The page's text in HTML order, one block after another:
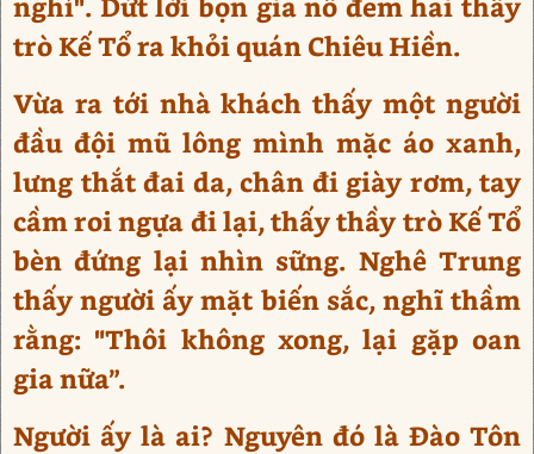
trò Kế Tổ ra khỏi quán Chiêu Hiền.
Vừa ra tới nhà khách thấy một người
đầu đội mũ lông mình mặc áo xanh,
lưng thắt đai da, chân đi giày rơm, tay
cầm roi ngựa đi lại, thấy thầy trò Kế Tổ
bèn đứng lại nhìn sững. Nghê Trung
thấy người ấy mặt biến sắc, nghĩ thầm
rằng: "Thôi không xong, lại gặp oan
gia nữa”.
Người ấy là ai? Nguyên đó là Đào Tôn